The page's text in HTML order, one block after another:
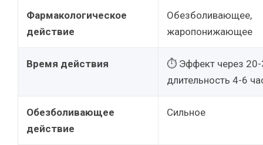
Фармакологическое
действие
Обезболивающее,
жаропонижающее
Время действия
⏱ Эффект через 20-
длительность 4-6
Обезболивающее
действие
Сильное